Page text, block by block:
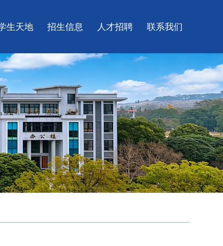
生天地 招生信息 人才招聘 联系我们